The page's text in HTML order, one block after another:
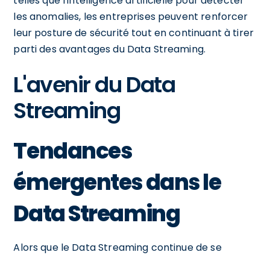
les anomalies, les entreprises peuvent renforcer
leur posture de sécurité tout en continuant à tirer
parti des avantages du Data Streaming.
L'avenir du Data
Streaming
Tendances
émergentes dans le
Data Streaming
Alors que le Data Streaming continue de se